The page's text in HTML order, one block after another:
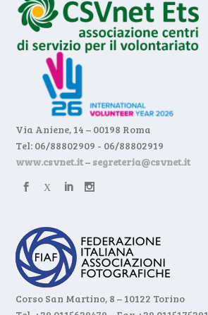
Via Aniene, 14 – 00198 Roma
Tel: 06/88802909 - 06/88802919
www.csvnet.it– segreteria@csvnet.it
Corso San Martino, 8 – 10122 Torino